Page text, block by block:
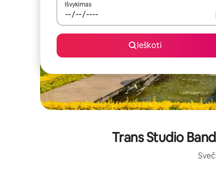
Išvykimas
Ieškoti
Trans Studio